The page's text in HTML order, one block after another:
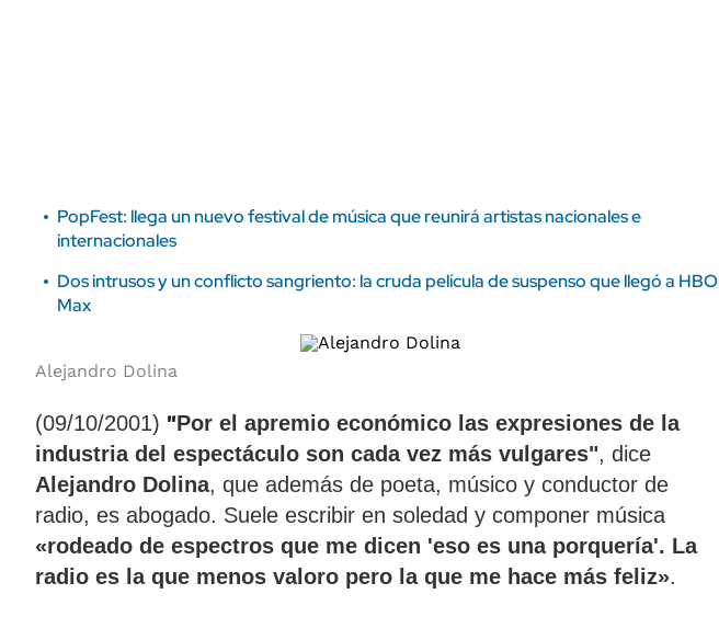
PopFest: llega un nuevo festival de música que reunirá artistas nacionales e
internacionales
Dos intrusos y un conflicto sangriento: la cruda película de suspenso que llegó a HBO
Max
Alejandro Dolina
(09/10/2001) "Por el apremio económico las expresiones de la
industria del espectáculo son cada vez más vulgares", dice
Alejandro Dolina, que además de poeta, músico y conductor de
radio, es abogado. Suele escribir en soledad y componer música
«rodeado de espectros que me dicen 'eso es una porquería'. La
radio es la que menos valoro pero la que me hace más feliz».